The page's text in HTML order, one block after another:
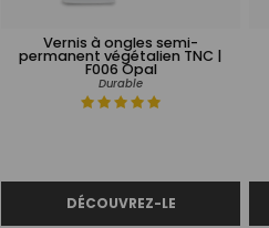
Vernis à ongles semi-
permanent végétalien TNC |
F006 Opal
Durable